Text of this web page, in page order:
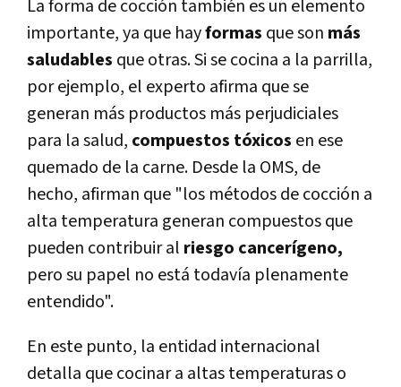
La forma de cocción también es un elemento
importante, ya que hayformas que son más
saludables que otras. Si se cocina a la parrilla,
por ejemplo, el experto afirma que se
generan más productos más perjudiciales
para la salud, compuestos tóxicos en ese
quemado de la carne. Desde la OMS, de
hecho, afirman que "los métodos de cocción a
alta temperatura generan compuestos que
pueden contribuir al riesgo cancerígeno,
pero su papel no está todavía plenamente
entendido".
En este punto, la entidad internacional
detalla que cocinar a altas temperaturas o